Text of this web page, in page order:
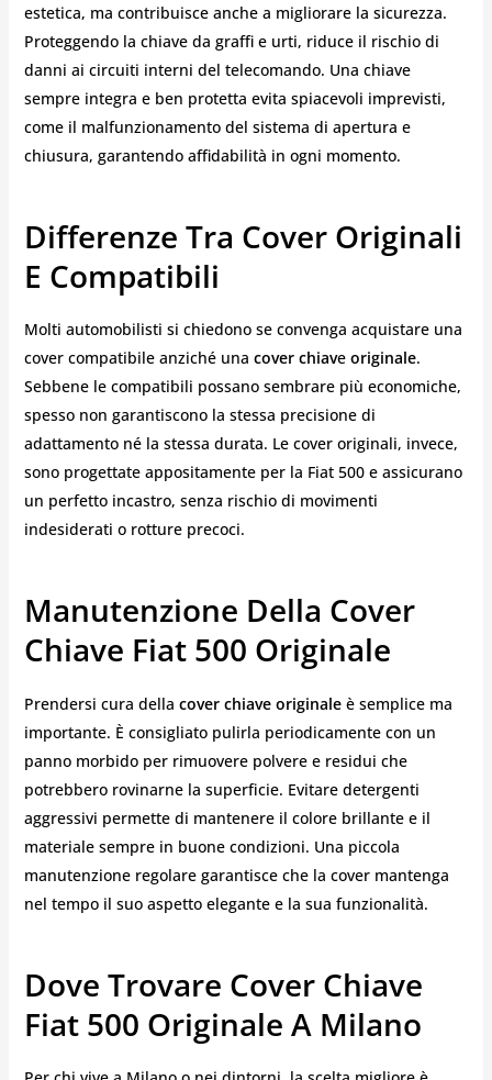
estetica, ma contribuisce anche a migliorare la sicurezza.
Proteggendo la chiave da graffi e urti, riduce il rischio di
danni ai circuiti interni del telecomando. Una chiave
sempre integra e ben protetta evita spiacevoli imprevisti,
come il malfunzionamento del sistema di apertura e
chiusura, garantendo affidabilità in ogni momento.
Differenze Tra Cover Originali
E Compatibili
Molti automobilisti si chiedono se convenga acquistare una
cover compatibile anziché una cover chiaveoriginale.
Sebbene le compatibili possano sembrare più economiche,
spesso non garantiscono la stessa precisione di
adattamento né la stessa durata. Le cover originali, invece,
sono progettate appositamente per la Fiat 500 e assicurano
un perfetto incastro, senza rischio di movimenti
indesiderati o rotture precoci.
Manutenzione Della Cover
Chiave Fiat 500 Originale
Prendersi cura della cover chiave originaleè semplice ma
importante. È consigliato pulirla periodicamente con un
panno morbido per rimuovere polvere e residui che
potrebbero rovinarne la superficie. Evitare detergenti
aggressivi permette di mantenere il colore brillante e il
materiale sempre in buone condizioni. Una piccola
manutenzione regolare garantisce che la cover mantenga
nel tempo il suo aspetto elegante e la sua funzionalità.
Dove Trovare Cover Chiave
Fiat 500 Originale A Milano